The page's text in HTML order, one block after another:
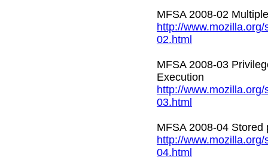
MFSA 2008-02
http://
02.html
MFSA 2008-03
Execution
http://
03.html
MFSA 2008-04
http://
04.html